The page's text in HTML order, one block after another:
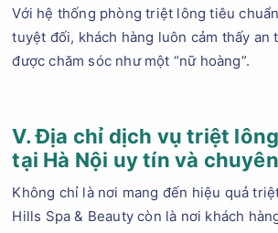
Với hệ thống phòng triệt lông tiêu
tuyệt đối, khách hàng luôn cảm thấy an
được chăm sóc như một “nữ hoàng”.
V. Địa chỉ dịch vụ triệt
tại Hà Nội uy tín và
Không chỉ là nơi mang đến hiệu quả
Hills Spa & Beauty còn là nơi khách